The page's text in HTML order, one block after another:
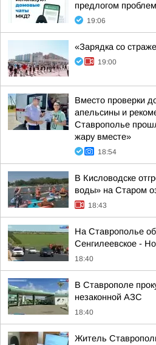
предлогом
19:06
«Зарядка со
19:00
Вместо проверки
апельсины и
Ставрополье
жару вместе»
18:54
В Кисловодске
воды» на Старом
18:43
На Ставрополье
Сенгилеевское -
18:40
В Ставрополе
незаконной АЗС
18:40
Житель